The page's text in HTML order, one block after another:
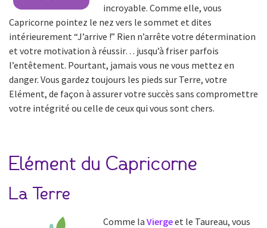
incroyable. Comme elle, vous
Capricorne pointez le nez vers le sommet et dites
intérieurement “J’arrive !” Rien n’arrête votre détermination
et votre motivation à réussir… jusqu’à friser parfois
l’entêtement. Pourtant, jamais vous ne vous mettez en
danger. Vous gardez toujours les pieds sur Terre, votre
Elément, de façon à assurer votre succès sans compromettre
votre intégrité ou celle de ceux qui vous sont chers.
Elément du Capricorne
La Terre
Comme la Viergeet le Taureau, vous